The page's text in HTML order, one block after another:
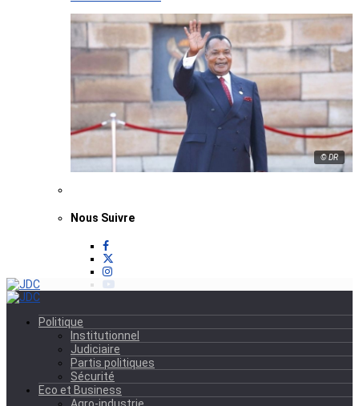
© DR
Nous Suivre
Politique
Institutionnel
Judiciaire
Partis politiques
Sécurité
Eco et Business
Agro-industrie